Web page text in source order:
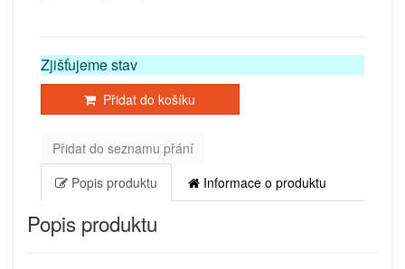
Zjišťujeme stav
Přidat do košíku
Přidat do seznamu přání
Popis produktu
Informace o produktu
Popis produktu